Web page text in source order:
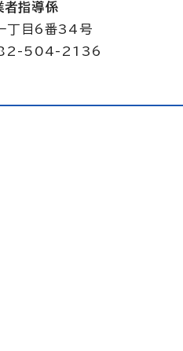
者指導係
丁目6番34号
504-2136